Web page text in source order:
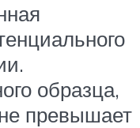
образца,
превышает